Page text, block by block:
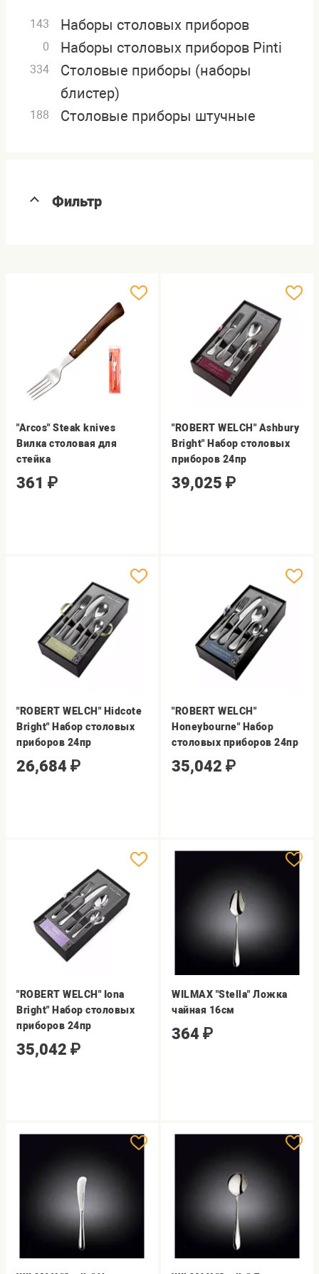
143 Наборы столовых приборов
0 Наборы столовых приборов Pinti
334
Столовые приборы (наборы
блистер)
188 Столовые приборы штучные
Фильтр
"Arcos" Steak knives
Вилка столовая для
стейка
361 ₽
"ROBERT WELCH" Ashbury
Bright" Набор столовых
приборов 24пр
39,025 ₽
"ROBERT WELCH" Hidcote
Bright" Набор столовых
приборов 24пр
26,684 ₽
"ROBERT WELCH"
Honeybourne" Набор
столовых приборов 24пр
35,042 ₽
"ROBERT WELCH" Iona
Bright" Набор столовых
приборов 24пр
35,042 ₽
WILMAX "Stella" Ложка
чайная 16см
364 ₽